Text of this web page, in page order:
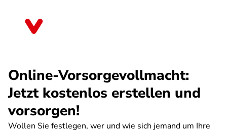
Online-Vorsorgevollmacht:
Jetzt kostenlos erstellen und
vorsorgen!
Wollen Sie festlegen, wer und wie sich jemand um Ihre